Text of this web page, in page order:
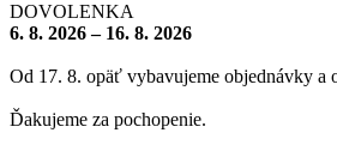
DOVOLENKA
6. 8. 2026 – 16. 8. 2026
Od 17. 8. opäť vybavujeme objednávky a
Ďakujeme za pochopenie.